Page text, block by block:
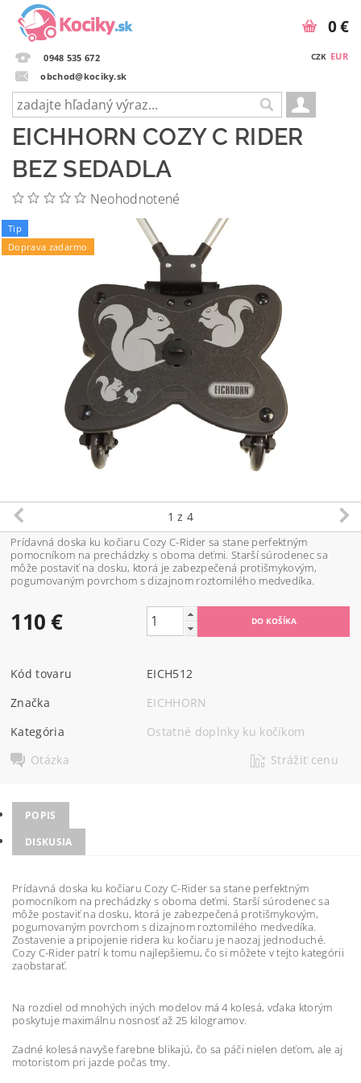
0948 535 672
obchod@kociky.sk
CZK EUR
0 €
EICHHORN COZY C RIDER
BEZ SEDADLA
Neohodnotené
Tip
Doprava zadarmo
1 z 4
Prídavná doska ku kočiaru Cozy C-Rider sa stane perfektným
pomocníkom na prechádzky s oboma deťmi. Starší súrodenec sa
môže postaviť na dosku, ktorá je zabezpečená protišmykovým,
pogumovaným povrchom s dizajnom roztomilého medvedíka.
110 €
Kód tovaru
EICH512
Značka
EICHHORN
Kategória
Ostatné doplnky ku kočíkom
Otázka
Strážiť cenu
POPIS
DISKUSIA
Prídavná doska ku kočiaru Cozy C-Rider sa stane perfektným
pomocníkom na prechádzky s oboma deťmi. Starší súrodenec sa
môže postaviť na dosku, ktorá je zabezpečená protišmykovým,
pogumovaným povrchom s dizajnom roztomilého medvedíka.
Zostavenie a pripojenie ridera ku kočiaru je naozaj jednoduché.
Cozy C-Rider patrí k tomu najlepšiemu, čo si môžete v tejto kategórii
zaobstarať.
Na rozdiel od mnohých iných modelov má 4 kolesá, vďaka ktorým
poskytuje maximálnu nosnosť až 25 kilogramov.
Zadné kolesá navyše farebne blikajú, čo sa páči nielen deťom, ale aj
motoristom pri jazde počas tmy.